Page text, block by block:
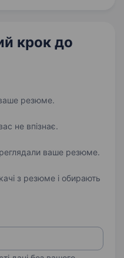
крок до
резюме.
не впізнає.
ваше резюме.
з резюме і обирають